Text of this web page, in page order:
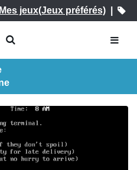
Mes jeux(Jeux préférés)|